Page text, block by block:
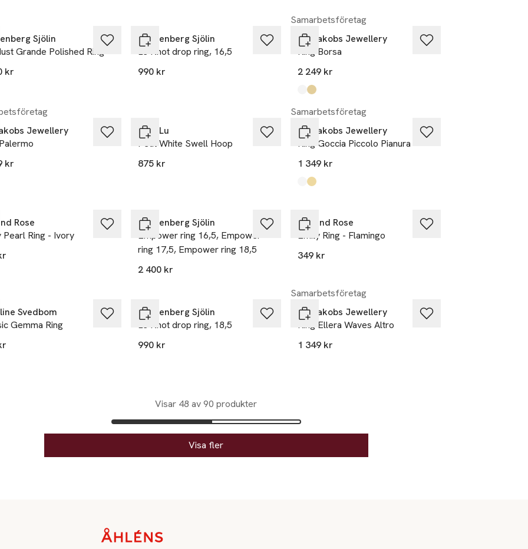
finns i färgerna:
Sjölin
Grande Polished Ring
kr
Drakenberg Sjölin
Le Knot drop ring, 16,5
990 kr
Samarbetsföretag
Sif Jakobs Jewellery
Ring Borsa
2 249 kr
Produkten finns i färgerna:
silver
gold,
Jewellery
kr
finns i färgerna:
Anni Lu
Petit White Swell Hoop
875 kr
Samarbetsföretag
Sif Jakobs Jewellery
Ring Goccia Piccolo Pianura
1 349 kr
Produkten finns i färgerna:
silver
gold,
Rose
Pearl Ring - Ivory
Drakenberg Sjölin
Empower ring 16,5, Empower
ring 17,5, Empower ring 18,5
2 400 kr
Lily and Rose
Emily Ring - Flamingo
349 kr
Svedbom
Gemma Ring
finns i färgerna:
Drakenberg Sjölin
Le Knot drop ring, 18,5
990 kr
Samarbetsföretag
Sif Jakobs Jewellery
Ring Ellera Waves Altro
1 349 kr
Visar 48 av 90 produkter
Visa fler